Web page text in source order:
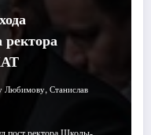
ректора
Любимову, Станислав